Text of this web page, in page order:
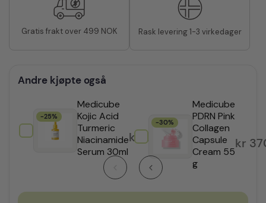
Gratis frakt over 499 NOK Rask levering 1-3 virkedager
Andre kjøpte også
-25%
Medicube
Kojic Acid
Turmeric
Niacinamide
Serum 30ml
kr 269,25
-30%
Medicube
PDRN Pink
Collagen
Capsule
Cream 55
g
kr